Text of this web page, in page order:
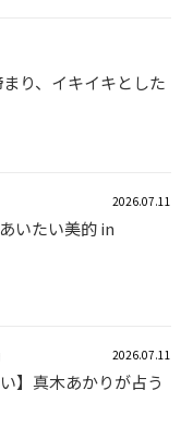
り、イキイキとした
2026.07.11
いたい美的 in
2026.07.11
】真木あかりが占う